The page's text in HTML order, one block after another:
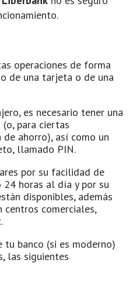
operaciones de forma
de una tarjeta o de una
es necesario tener una
para ciertas
ahorro), así como un
llamado PIN.
por su facilidad de
24 horas al día y por su
disponibles, además
centros comerciales,
banco (si es moderno)
las siguientes